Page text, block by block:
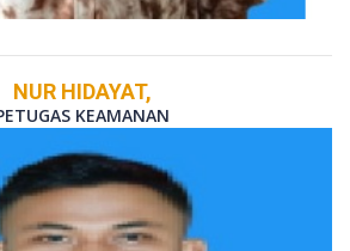
NUR HIDAYAT,
KEAMANAN